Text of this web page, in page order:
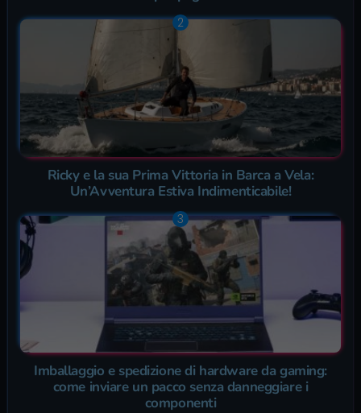
Ricky e la sua Prima Vittoria in Barca a Vela:
Un’Avventura Estiva Indimenticabile!
Imballaggio e spedizione di hardware da gaming:
come inviare un pacco senza danneggiare i
componenti